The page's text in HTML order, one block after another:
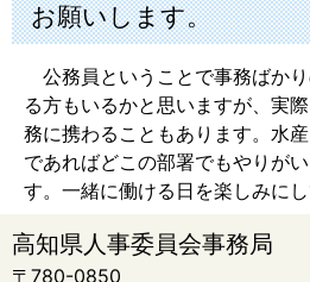
お願いします。
公務員ということで事務ばか
る方もいるかと思いますが、実
務に携わることもあります。水
であればどこの部署でもやりが
す。一緒に働ける日を楽しみにし
高知県人事委員会事務局
〒780-0850